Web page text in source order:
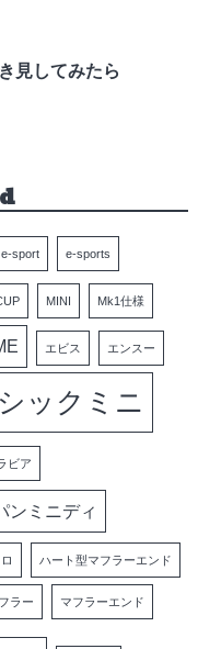
見してみたら
e-sport e-sports
MINI Mk1仕様
エビス エンスー
ックミニ
ビア
ンミニディ
ハート型マフラーエンド
ラー マフラーエンド